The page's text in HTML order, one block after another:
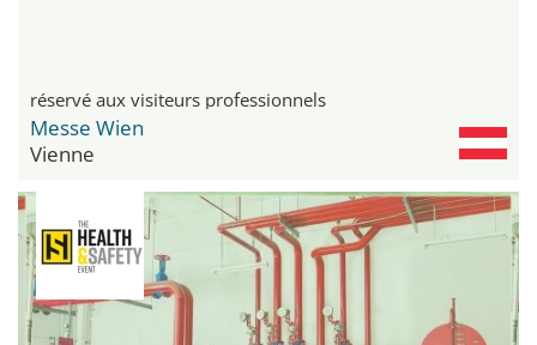
réservé aux visiteurs professionnels
Messe Wien
Vienne